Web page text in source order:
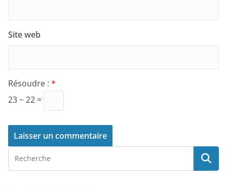
Site web
Résoudre : *
23 − 22 =